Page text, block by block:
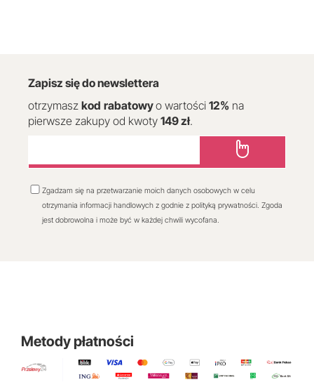
Zapisz się do newslettera
otrzymasz kod rabatowyo wartości 12% na
pierwsze zakupy od kwoty 149 zł.
Zgadzam się na przetwarzanie moich danych osobowych w celu
otrzymania informacji handlowych z godnie z polityką prywatności. Zgoda
jest dobrowolna i może być w każdej chwili wycofana.
Metody płatności